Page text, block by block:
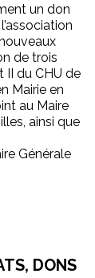
un don
de trois
II du CHU de
Mairie en
au Maire
ainsi que
Générale
DONS